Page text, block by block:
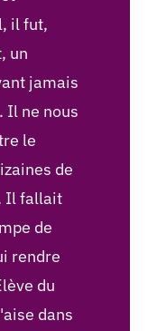
il fut,
un
jamais
Il ne nous
le
de
Il fallait
de
rendre
du
dans